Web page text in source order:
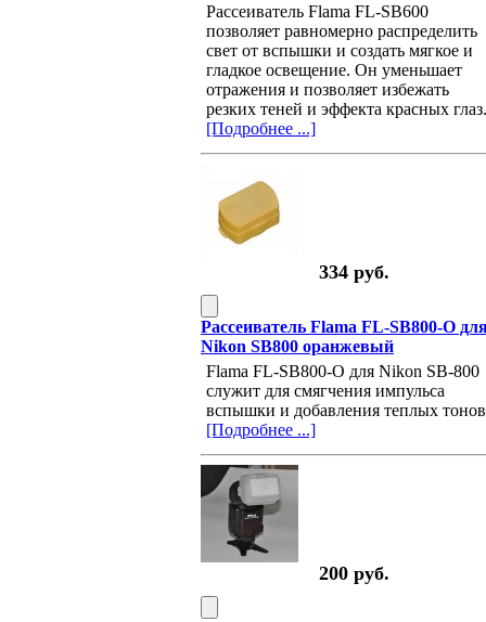
Рассеиватель Flama FL-SB600
позволяет равномерно распределить
свет от вспышки и создать мягкое и
гладкое освещение. Он уменьшает
отражения и позволяет избежать
резких теней и эффекта красных глаз.
[Подробнее ...]
334 руб.
Рассеиватель Flama FL-SB800-O
Nikon SB800 оранжевый
Flama FL-SB800-O для Nikon SB-800
служит для смягчения импульса
вспышки и добавления теплых
[Подробнее ...]
200 руб.